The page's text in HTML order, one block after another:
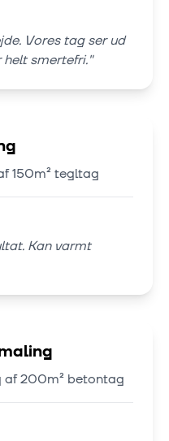
Vores tag ser ud
helt smertefri."
150m² tegltag
Kan varmt
af 200m² betontag